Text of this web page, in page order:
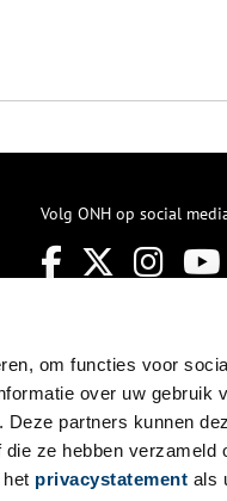
om functies voor
over uw gebruik
partners kunnen
ze hebben verzameld
privacystatement als
Volg ONH op social